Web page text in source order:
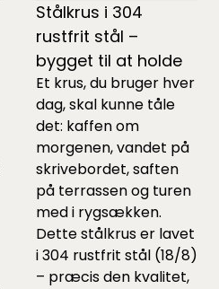
Stålkrus i 304
rustfrit stål –
bygget til at holde
Et krus, du bruger hver
dag, skal kunne tåle
det: kaffen om
morgenen, vandet på
skrivebordet, saften
på terrassen og turen
med i rygsækken.
Dette stålkrus er lavet
i 304 rustfrit stål (18/8)
– præcis den kvalitet,